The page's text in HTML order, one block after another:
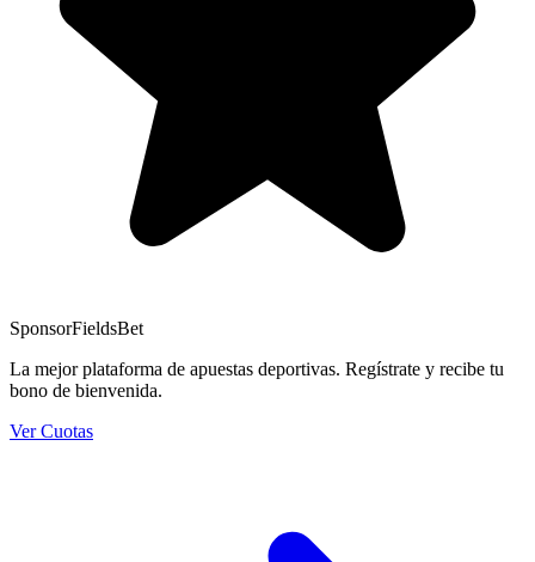
SponsorFieldsBet
La mejor plataforma de apuestas deportivas. Regístrate y recibe tu
bono de bienvenida.
Ver Cuotas